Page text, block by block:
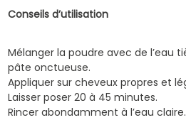
Conseils d’utilisation
Mélanger la poudre avec de l’eau
pâte onctueuse.
Appliquer sur cheveux propres et
Laisser poser 20 à 45 minutes.
Rincer abondamment à l’eau claire.